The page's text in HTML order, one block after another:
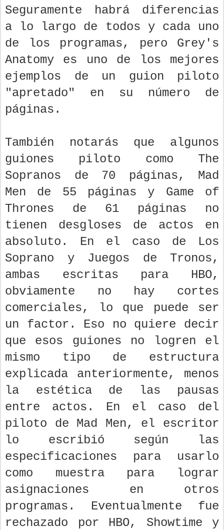
Seguramente habrá diferencias
a lo largo de todos y cada uno
de los programas, pero Grey's
Anatomy es uno de los mejores
ejemplos de un guion piloto
"apretado" en su número de
páginas.
También notarás que algunos
guiones piloto como The
Sopranos de 70 páginas, Mad
Men de 55 páginas y Game of
Thrones de 61 páginas no
tienen desgloses de actos en
absoluto. En el caso de Los
Soprano y Juegos de Tronos,
ambas escritas para HBO,
obviamente no hay cortes
comerciales, lo que puede ser
un factor. Eso no quiere decir
que esos guiones no logren el
mismo tipo de estructura
explicada anteriormente, menos
la estética de las pausas
entre actos. En el caso del
piloto de Mad Men, el escritor
lo escribió según las
especificaciones para usarlo
como muestra para lograr
asignaciones en otros
programas. Eventualmente fue
rechazado por HBO, Showtime y